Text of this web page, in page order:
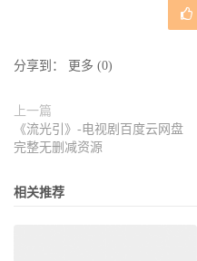
分享到： 更多 (0)
上一篇
《流光引》-电视剧百度云网盘
完整无删减资源
相关推荐